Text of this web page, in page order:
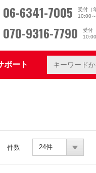
06-6341-7005
受付（
10:00
070-9316-7790
受付
ポート
件数 24件